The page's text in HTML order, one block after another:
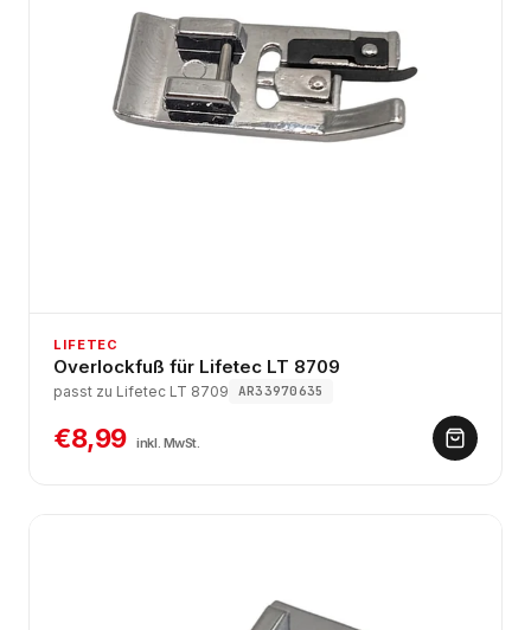
LIFETEC
Overlockfuß für Lifetec LT 8709
passt zu Lifetec LT 8709 AR33970635
€8,99 inkl. MwSt.